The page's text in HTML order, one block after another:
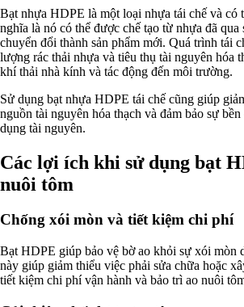
Bạt nhựa HDPE là một loại nhựa tái chế và có
nghĩa là nó có thể được chế tạo từ nhựa đã qua
chuyển đổi thành sản phẩm mới. Quá trình tái
lượng rác thải nhựa và tiêu thụ tài nguyên hóa
khí thải nhà kính và tác động đến môi trường.
Sử dụng bạt nhựa HDPE tái chế cũng giúp
nguồn tài nguyên hóa thạch và đảm bảo sự
dụng tài nguyên.
Các lợi ích khi sử dụng bạt
nuôi tôm
Chống xói mòn và tiết kiệm chi phí
Bạt HDPE giúp bảo vệ bờ ao khỏi sự xói mòn
này giúp giảm thiểu việc phải sửa chữa hoặc
tiết kiệm chi phí vận hành và bảo trì ao nuôi